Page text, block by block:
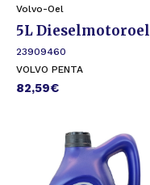
Volvo-Oel
5L Dieselmotoroel
23909460
VOLVO PENTA
82,59€